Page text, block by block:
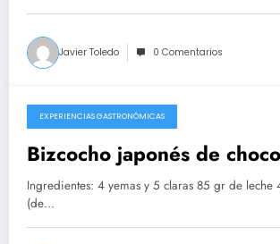
Javier Toledo 0 Comentarios
10/08/2020
EXPERIENCIAS GASTRONÓMICAS
Bizcocho japonés de
Ingredientes: 4 yemas y 5 claras 85 gr de leche
(de…